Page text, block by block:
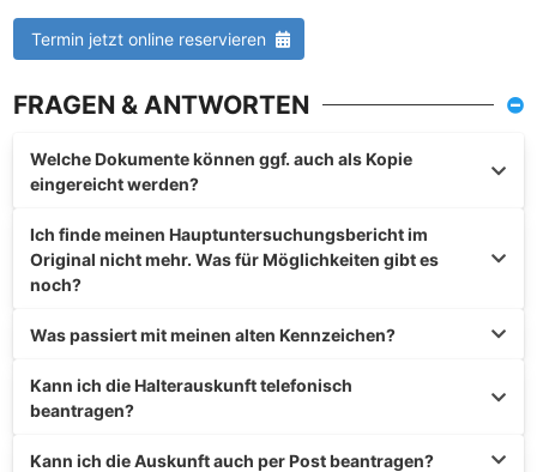
Termin jetzt online reservieren
FRAGEN & ANTWORTEN
Welche Dokumente können ggf. auch als Kopie
eingereicht werden?
Ich finde meinen Hauptuntersuchungsbericht im
Original nicht mehr. Was für Möglichkeiten gibt es
noch?
Was passiert mit meinen alten Kennzeichen?
Kann ich die Halterauskunft telefonisch
beantragen?
Kann ich die Auskunft auch per Post beantragen?